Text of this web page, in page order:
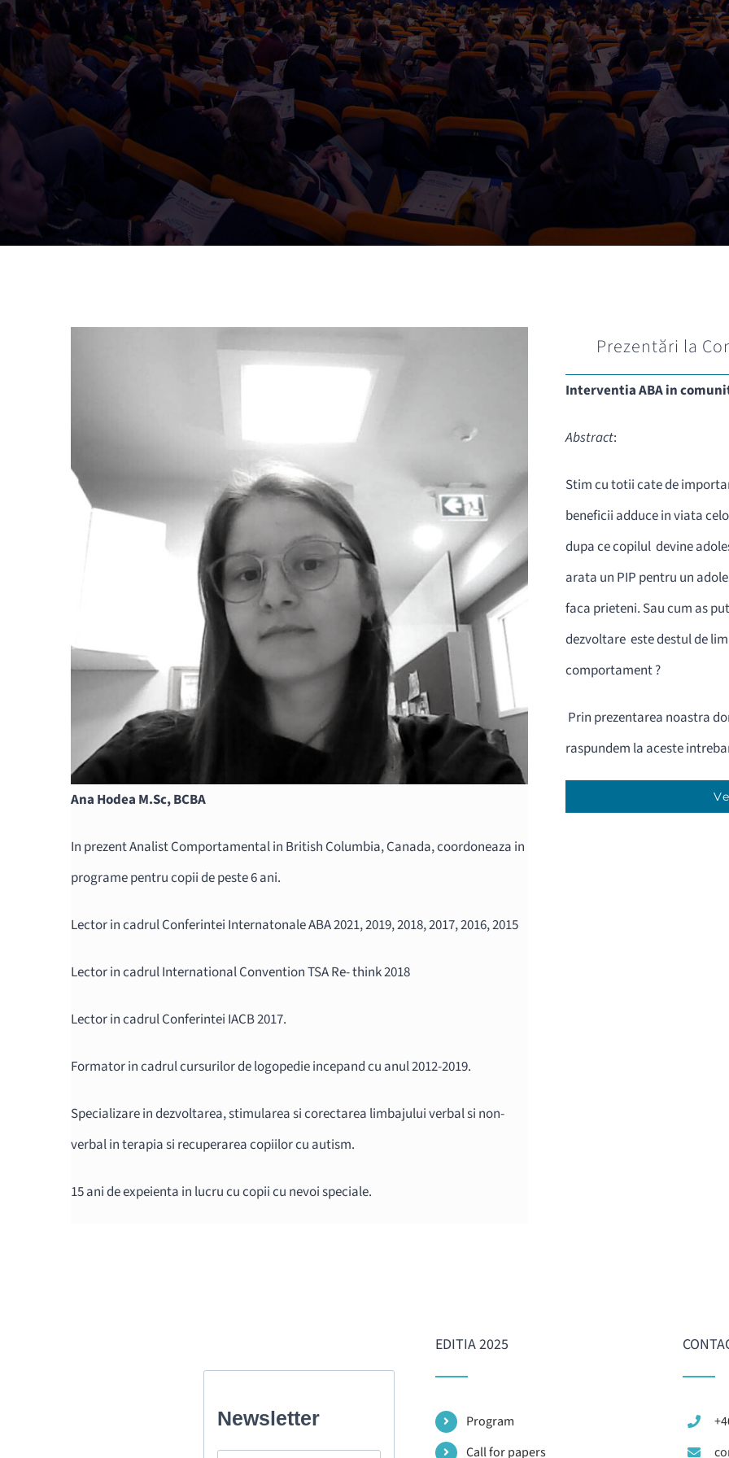
Ana Hodea M.Sc, BCBA
In prezent Analist Comportamental in British Columbia, Canada, coordoneaza in
programe pentru copii de peste 6 ani.
Lector in cadrul Conferintei Internatonale ABA 2021, 2019, 2018, 2017, 2016, 2015
Lector in cadrul International Convention TSA Re- think 2018
Lector in cadrul Conferintei IACB 2017.
Formator in cadrul cursurilor de logopedie incepand cu anul 2012-2019.
Specializare in dezvoltarea, stimularea si corectarea limbajului verbal si non-
verbal in terapia si recuperarea copiilor cu autism.
15 ani de expeienta in lucru cu copii cu nevoi speciale.
Prezentări la
Interventia ABA in
Abstract:
Stim cu totii cate de
beneficii adduce in viata
dupa ce copilul devine
arata un PIP pentru un
faca prieteni. Sau cum as
dezvoltare este destul de
comportament ?
Prin prezentarea noastra
raspundem la aceste
EDITIA 2025
Program
Call for papers